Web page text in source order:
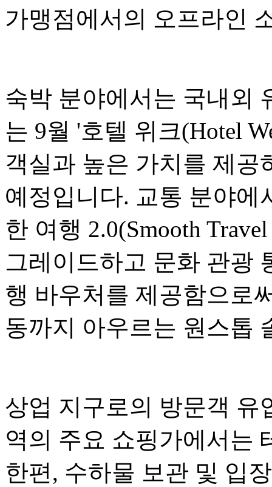
가맹점에서의 오프라인
숙박 분야에서는 국내외
는 9월 '호텔 위크(Hotel
객실과 높은 가치를 제
예정입니다. 교통 분야
한 여행 2.0(Smooth
그레이드하고 문화 관광
행 바우처를 제공함으로
동까지 아우르는 원스톱
상업 지구로의 방문객 유
역의 주요 쇼핑가에서는
한편, 수하물 보관 및 입